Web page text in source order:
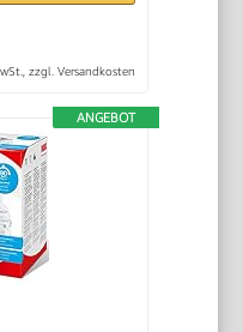
zzgl. Versandkosten
ANGEBOT